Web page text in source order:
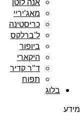
מאג'יריי
כריסטינה
ל'ברלקס
ביופור
היקארי
ד"ר קדיר
תפוח
בלוג
מידע